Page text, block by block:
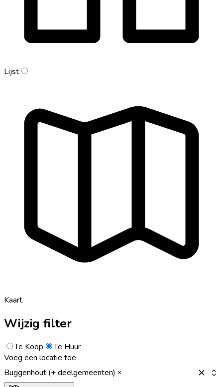
Lijst
Kaart
Wijzig filter
Te Koop
Te Huur
Voeg een locatie toe
Buggenhout (+ deelgemeenten)